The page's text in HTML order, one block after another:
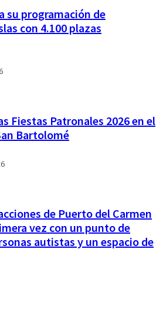
su programación de
con 4.100 plazas
Fiestas Patronales 2026 en el
Bartolomé
de Puerto del Carmen
vez con un punto de
autistas y un espacio de